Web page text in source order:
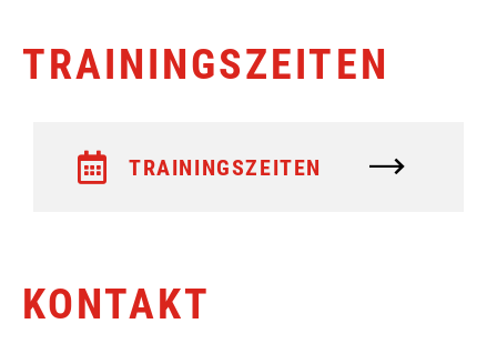
TRAININGSZEITEN
TRAININGSZEITEN
KONTAKT